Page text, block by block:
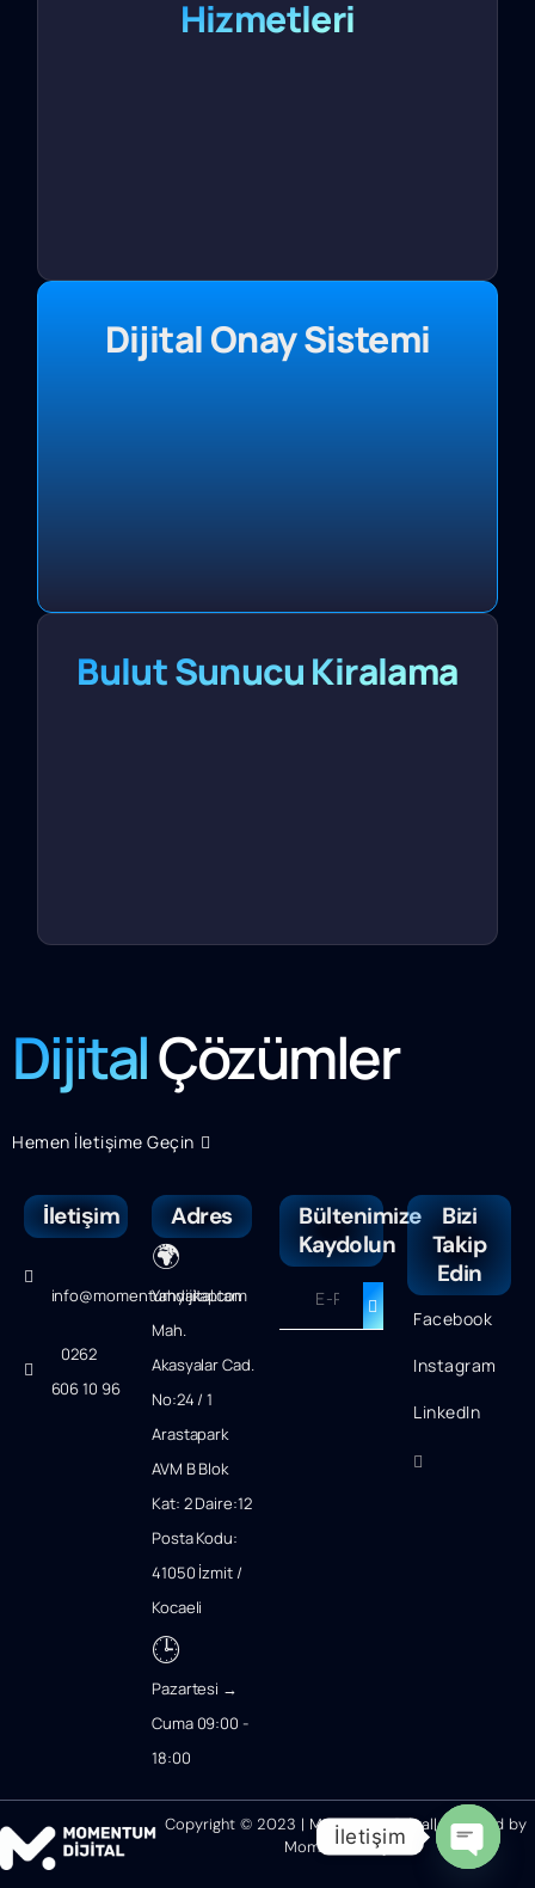
Hizmetleri
Dijital Onay Sistemi
Bulut Sunucu Kiralama
DijitalÇözümler
Hemen İletişime Geçin
İletişim
info@momentumdijital.com
0262
606 10 96
Adres
🌍
Yahyakaptan
Mah.
Akasyalar Cad.
No:24 / 1
Arastapark
AVM B Blok
Kat: 2 Daire:12
Posta Kodu:
41050 İzmit /
Kocaeli
🕒
Pazartesi →
Cuma 09:00 -
18:00
Bültenimize
Kaydolun
Bizi
Takip
Edin
Facebook
Instagram
LinkedIn
Copyright © 2023 | Momentum Dijital| Powered by
Momentum Dijital
İletişim